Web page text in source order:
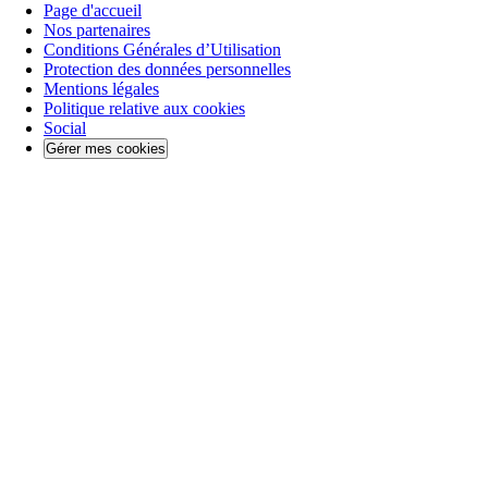
Page d'accueil
Nos partenaires
Conditions Générales d’Utilisation
Protection des données personnelles
Mentions légales
Politique relative aux cookies
Social
Gérer mes cookies